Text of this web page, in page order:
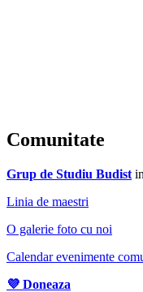
Comunitate
Grup de Studiu Budist
Linia de maestri
O galerie foto cu noi
Calendar evenimente
💜 Doneaza